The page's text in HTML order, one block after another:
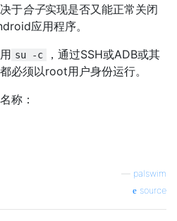
于合子实现是否又能正常关闭
应用程序。
su -c
，通过SSH或ADB或其
必须以root用户身份运行。
称：
palswim
source